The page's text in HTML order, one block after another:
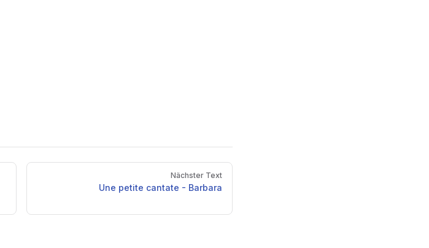
Nächster Text
Une petite cantate - Barbara